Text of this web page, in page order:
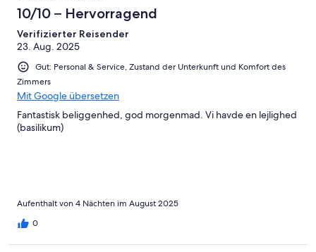
10/10 – Hervorragend
Verifizierter Reisender
23. Aug. 2025
Gut: Personal & Service, Zustand der Unterkunft und Komfort des
Zimmers
Mit Google übersetzen
Fantastisk beliggenhed, god morgenmad. Vi havde en lejlighed
(basilikum)
Aufenthalt von 4 Nächten im August 2025
0